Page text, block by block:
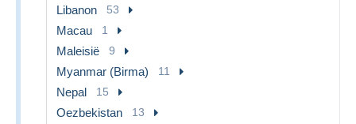
Libanon 53
Macau 1
Maleisië 9
Myanmar (Birma) 11
Nepal 15
Oezbekistan 13